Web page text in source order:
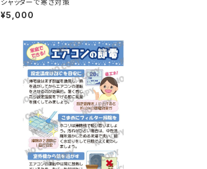
シャッターで寒さ対策
¥5,000